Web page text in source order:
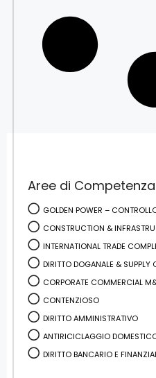
Aree di Competenza
GOLDEN POWER –
CONSTRUCTION &
INTERNATIONAL TRADE
DIRITTO DOGANALE & SUPPLY
CORPORATE COMMERCIAL
CONTENZIOSO
DIRITTO AMMINISTRATIVO
ANTIRICICLAGGIO
DIRITTO BANCARIO E